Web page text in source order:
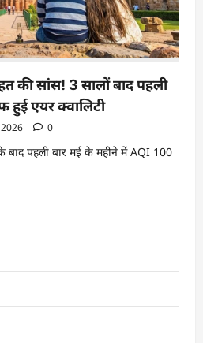
की सांस! 3 सालों बाद पहली
हुई एयर क्वालिटी
0
बाद पहली बार मई के महीने में AQI 100